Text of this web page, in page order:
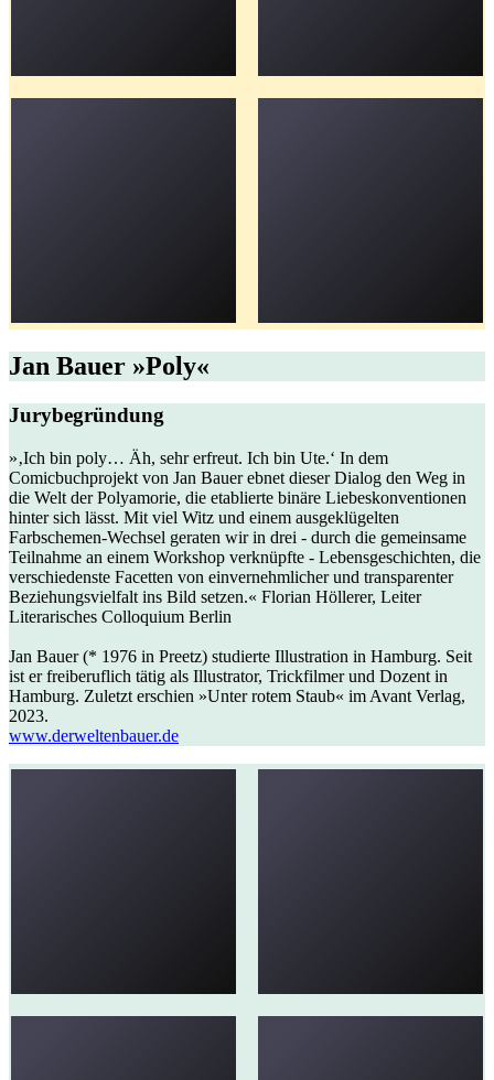
Jan Bauer »Poly«
Jurybegründung
»‚Ich bin poly… Äh, sehr erfreut. Ich bin Ute.‘ In dem
Comicbuchprojekt von Jan Bauer ebnet dieser Dialog den Weg in
die Welt der Polyamorie, die etablierte binäre Liebeskonventionen
hinter sich lässt. Mit viel Witz und einem ausgeklügelten
Farbschemen-Wechsel geraten wir in drei - durch die gemeinsame
Teilnahme an einem Workshop verknüpfte - Lebensgeschichten, die
verschiedenste Facetten von einvernehmlicher und transparenter
Beziehungsvielfalt ins Bild setzen.« Florian Höllerer, Leiter
Literarisches Colloquium Berlin
Jan Bauer (* 1976 in Preetz) studierte Illustration in Hamburg. Seit
ist er freiberuflich tätig als Illustrator, Trickfilmer und Dozent in
Hamburg. Zuletzt erschien »Unter rotem Staub« im Avant Verlag,
2023.
www.derweltenbauer.de